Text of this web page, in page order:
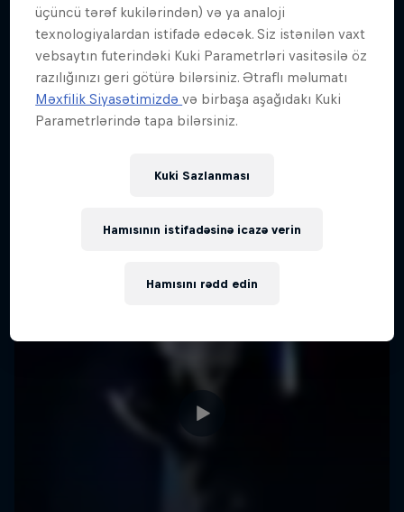
üçüncü tərəf kukilərindən) və ya analoji
texnologiyalardan istifadə edəcək. Siz istənilən vaxt
vebsaytın futerindəki Kuki Parametrləri vasitəsilə öz
razılığınızı geri götürə bilərsiniz. Ətraflı məlumatı
Məxfilik Siyasətimizdəvə birbaşa aşağıdakı Kuki
Parametrlərində tapa bilərsiniz.
Kuki Sazlanması
Hamısını rədd edin
Hamısının istifadəsinə icazə verin